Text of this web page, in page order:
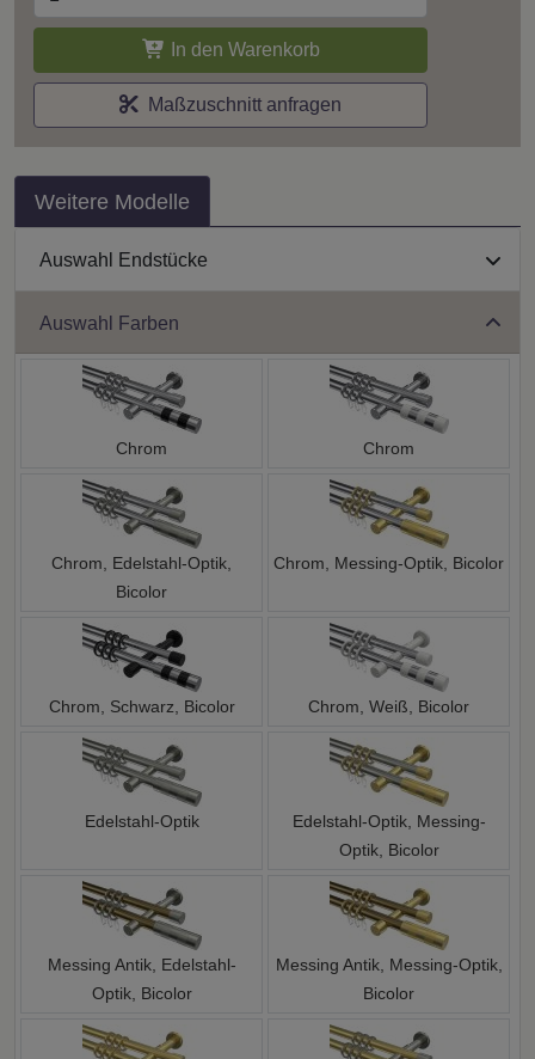
In den Warenkorb
Maßzuschnitt anfragen
Weitere Modelle
Auswahl Endstücke
Auswahl Farben
Chrom Chrom
Chrom, Edelstahl-Optik,
Bicolor
Chrom, Messing-Optik, Bicolor
Chrom, Schwarz, Bicolor Chrom, Weiß, Bicolor
Edelstahl-Optik
Edelstahl-Optik, Messing-
Optik, Bicolor
Messing Antik, Edelstahl-
Optik, Bicolor
Messing Antik, Messing-Optik,
Bicolor